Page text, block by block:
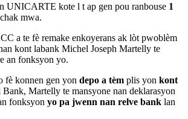
UNICARTE kote l t ap gen pou ranbouse 1
chak mwa.
a te fè remake enkoyerans ak lòt pwoblèm
kont labank Michel Joseph Martelly te
an fonksyon yo.
fè konnen gen yon depo a tèm plis yon kont
Bank, Martelly te mansyone nan deklarasyon
fonksyon yo pa jwenn nan relve bank lan